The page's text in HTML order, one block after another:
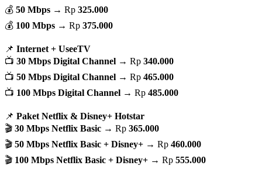
💰 50 Mbps → Rp 325.000
💰 100 Mbps → Rp 375.000
📌 Internet + UseeTV
📺 30 Mbps Digital Channel → Rp 340.000
📺 50 Mbps Digital Channel → Rp 465.000
📺 100 Mbps Digital Channel → Rp 485.000
📌 Paket Netflix & Disney+ Hotstar
🎬 30 Mbps Netflix Basic → Rp 365.000
🎬 50 Mbps Netflix Basic + Disney+ → Rp 460.000
🎬 100 Mbps Netflix Basic + Disney+ → Rp 555.000